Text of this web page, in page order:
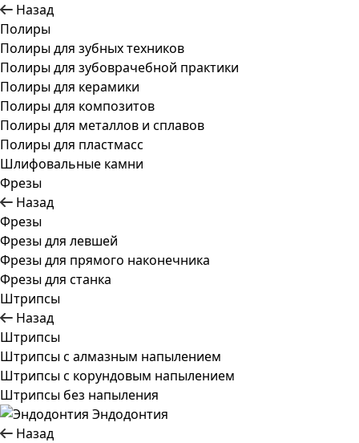
Назад
Полиры
Полиры для зубных техников
Полиры для зубоврачебной практики
Полиры для керамики
Полиры для композитов
Полиры для металлов и сплавов
Полиры для пластмасс
Шлифовальные камни
Фрезы
Назад
Фрезы
Фрезы для левшей
Фрезы для прямого наконечника
Фрезы для станка
Штрипсы
Назад
Штрипсы
Штрипсы c алмазным напылением
Штрипсы c корундовым напылением
Штрипсы без напыления
Эндодонтия
Назад